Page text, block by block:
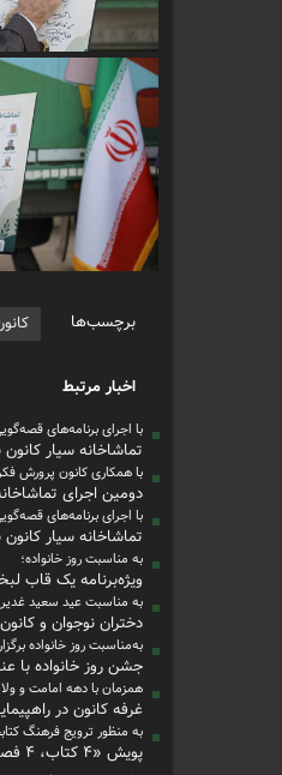
برچسب‌ها
اخبار مرتبط
با اجرای برنامه‌های
تماشاخانه سیار کانون
با همکاری کانون پرورش
دومین اجرای
با اجرای برنامه‌های
تماشاخانه سیار
به مناسبت روز خانواده؛
ویژه‌برنامه‌ یک قاب
به مناسبت عید سعید
دختران نوجوان و
به‌مناسبت روز خانواده
جشن روز خانواده با
همزمان با دهه امامت و
غرفه کانون در
به منظور ترویج فرهنگ
پویش «۴ کتاب، ۴ فصل» در بافق برگزار شد